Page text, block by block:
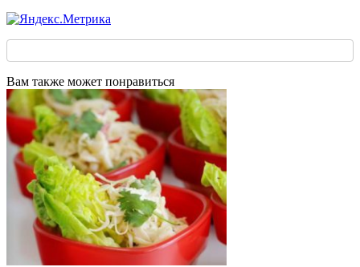
Вам также может понравиться